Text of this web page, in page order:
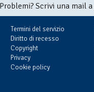
Problemi? Scrivi una mail a
Termini del servizio
Diritto di recesso
Copyright
Privacy
Cookie policy